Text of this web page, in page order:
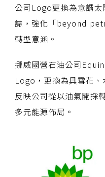
公司Logo更換為意謂
誌，強化「beyond
轉型意涵。
挪威國營石油公司
Logo，更換為具雪花、
反映公司從以油氣開採
多元能源佈局。